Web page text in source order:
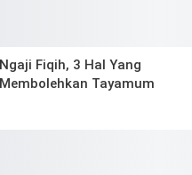
Ngaji Fiqih, 3 Hal Yang
Membolehkan Tayamum